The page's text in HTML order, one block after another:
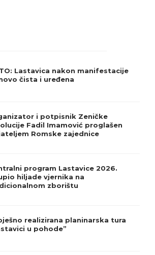
Lastavica nakon manifestacije
čista i uređena
i potpisnik Zeničke
Fadil Imamović proglašen
Romske zajednice
program Lastavice 2026.
hiljade vjernika na
zborištu
realizirana planinarska tura
u pohode”